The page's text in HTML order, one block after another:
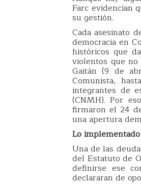
Farc evidencian
su gestión.
Cada asesinato
democracia en
históricos que
violentos que
Gaitán (9 de
Comunista,
integrantes de
(CNMH). Por
firmaron el 24
una apertura
Lo
Una de las
del Estatuto de
definirse ese
declararan de